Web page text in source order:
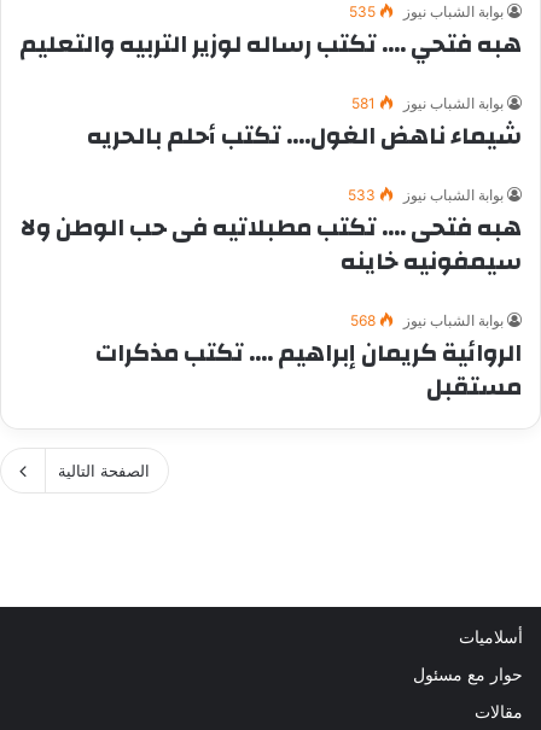
بوابة الشباب نيوز 535
هبه فتحي …. تكتب رساله لوزير التربيه والتعليم
بوابة الشباب نيوز 581
شيماء ناهض الغول…. تكتب أحلم بالحريه
بوابة الشباب نيوز 533
هبه فتحى …. تكتب مطبلاتيه فى حب الوطن ولا
سيمفونيه خاينه
بوابة الشباب نيوز 568
الروائية كريمان إبراهيم …. تكتب مذكرات
مستقبل
الصفحة التالية
أسلاميات
حوار مع مسئول
مقالات